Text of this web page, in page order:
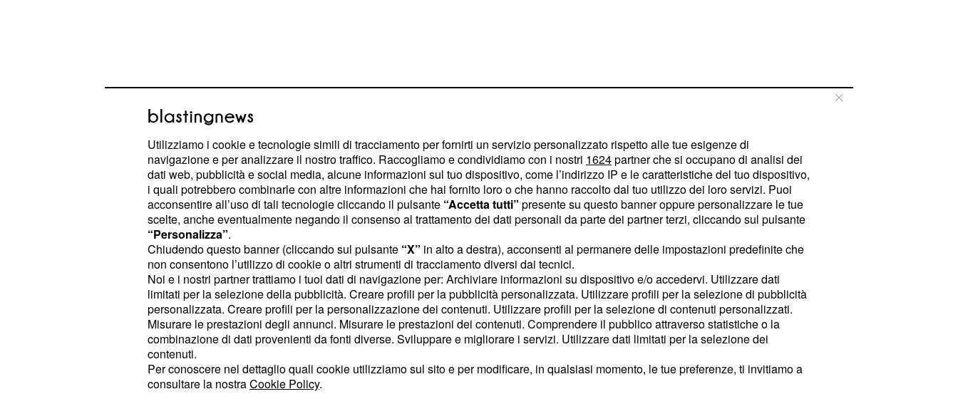
Questa integrazione offre un accesso diretto e semplificato
a potenti strumenti per lascoperta di farmacie la scienza
dei materiali, eliminando la necessità di complesse
infrastrutture informatiche. L'obiettivo primario è rendere
l'interfaccia più accessibile, riducendo significativamente la
dipendenza da esperti in calcolo complesso.
I modelli quantitativi di SandboxAQ
modelli quantitatividi SandboxAQ, noti come LQMs
(Large Quantitative Models), si fondano su principi fisici
reali, distinguendosi dai modelli basati su semplici schemi
Utilizziamo i cookie e tecnologie simili di tracciamento per fornirti un servizio personalizzato rispetto alle tue esigenze di
navigazione e per analizzare il nostro traffico. Raccogliamo e condividiamo con i nostri 1624partner che si occupano di analisi dei
dati web, pubblicità e social media, alcune informazioni sul tuo dispositivo, come l’indirizzo IP e le caratteristiche del tuo dispositivo,
i quali potrebbero combinarle con altre informazioni che hai fornito loro o che hanno raccolto dal tuo utilizzo dei loro servizi. Puoi
acconsentire all’uso di tali tecnologie cliccando il pulsante “Accetta tutti” presente su questo banner oppure personalizzare le tue
scelte, anche eventualmente negando il consenso al trattamento dei dati personali da parte dei partner terzi, cliccando sul pulsante
“Personalizza”.
Chiudendo questo banner (cliccando sul pulsante “X” in alto a destra), acconsenti al permanere delle impostazioni predefinite che
non consentono l’utilizzo di cookie o altri strumenti di tracciamento diversi dai tecnici.
Noi e i nostri partner trattiamo i tuoi dati di navigazione per: Archiviare informazioni su dispositivo e/o accedervi. Utilizzare dati
limitati per la selezione della pubblicità. Creare profili per la pubblicità personalizzata. Utilizzare profili per la selezione di pubblicità
personalizzata. Creare profili per la personalizzazione dei contenuti. Utilizzare profili per la selezione di contenuti personalizzati.
Misurare le prestazioni degli annunci. Misurare le prestazioni dei contenuti. Comprendere il pubblico attraverso statistiche o la
combinazione di dati provenienti da fonti diverse. Sviluppare e migliorare i servizi. Utilizzare dati limitati per la selezione dei
contenuti.
Per conoscere nel dettaglio quali cookie utilizziamo sul sito e per modificare, in qualsiasi momento, le tue preferenze, ti invitiamo a
consultare la nostraCookie Policy.